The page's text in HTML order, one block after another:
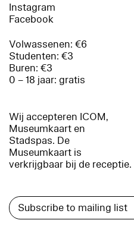
Instagram
Facebook
Volwassenen: €6
Studenten: €3
Buren: €3
0 – 18 jaar: gratis
Wij accepteren ICOM,
Museumkaart en
Stadspas. De
Museumkaart is
verkrijgbaar bij de receptie.